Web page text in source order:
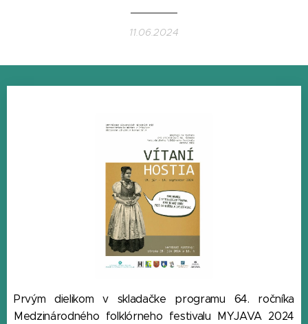
11.06.2024
Prvým dielikom v skladačke programu 64. ročníka
Medzinárodného folklórneho festivalu MYJAVA 2024